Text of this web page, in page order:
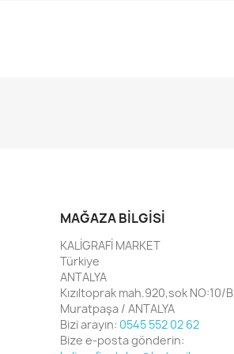
MAĞAZA BILGISI
KALİGRAFİ MARKET
Türkiye
ANTALYA
Kızıltoprak mah.920,sok NO:10/B
Muratpaşa / ANTALYA
Bizi arayın: 0545 552 02 62
Bize e-posta gönderin: